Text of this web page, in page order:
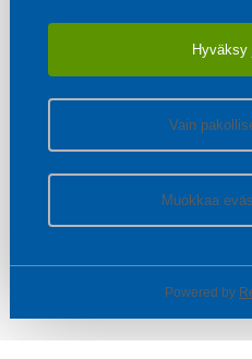
Hyväksy
Vain
Muokkaa
Powered by